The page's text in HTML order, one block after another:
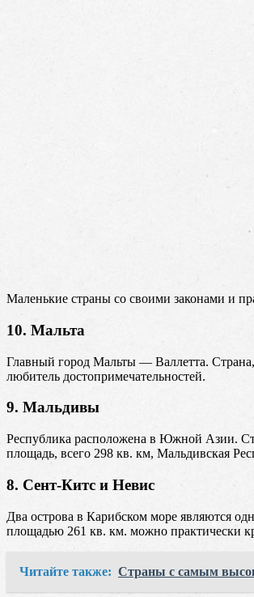
Маленькие страны со своими законами и
10. Мальта
Главный город Мальты — Валлетта. Страна,
любитель достопримечательностей.
9. Мальдивы
Республика расположена в Южной Азии.
площадь, всего 298 кв. км, Мальдивская
8. Сент-Китс и Невис
Два острова в Карибском море являются
площадью 261 кв. км. можно практически
Читайте также: Страны с самым